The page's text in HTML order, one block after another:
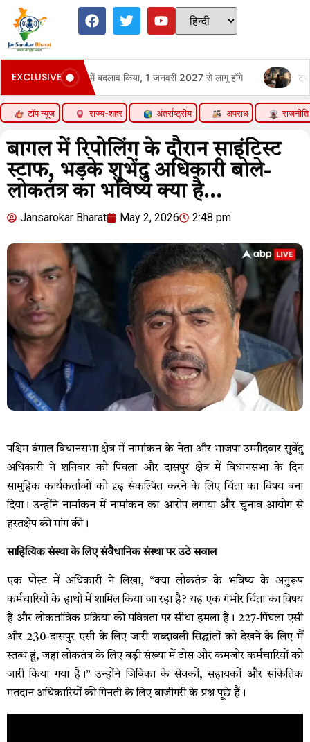
EXCLUSIVE
में बदलाव किया, 1 जनवरी 2027 से लागू होंगे ट्रम्प की सख्ती से
टॉप न्यूज़ राज्य-शहर अंतर्राष्ट्रीय अपराध राजनीति
बागल में रिपोलिंग के दौरान साइंटिस्ट
स्टाफ, भड़के शुभेंदु अधिकारी बोले-
लोकतंत्र का भविष्य क्या है…
Jansarokar Bharat May 2, 2026 2:48 pm
पश्चिम बंगाल विधानसभा क्षेत्र में नामांकन के नेता और भाजपा उम्मीदवार सुवेंदु
अधिकारी ने शनिवार को पिघला और दासपुर क्षेत्र में विधानसभा के दिन
सामुहिक कार्यकर्ताओं को दृढ़ संकल्पित करने के लिए चिंता का विषय बना
दिया। उन्होंने नामांकन में नामांकन का आरोप लगाया और चुनाव आयोग से
हस्तक्षेप की मांग की।
साहित्यिक संस्था के लिए संवैधानिक संस्था पर उठे सवाल
एक पोस्ट में अधिकारी ने लिखा, “क्या लोकतंत्र के भविष्य के अनुरूप
कर्मचारियों के हाथों में शामिल किया जा रहा है? यह एक गंभीर चिंता का विषय
है और लोकतांत्रिक प्रक्रिया की पवित्रता पर सीधा हमला है। 227-पिंघला एसी
और 230-दासपुर एसी के लिए जारी शब्दावली सिद्धांतों को देखने के लिए मैं
स्तब्ध हूं, जहां लोकतंत्र के लिए बड़ी संख्या में ठोस और कमजोर कर्मचारियों को
जारी किया गया है।” उन्होंने जिबिका के सेवकों, सहायकों और सांकेतिक
मतदान अधिकारियों की गिनती के लिए बाजीगरी के प्रश्न पूछे हैं।